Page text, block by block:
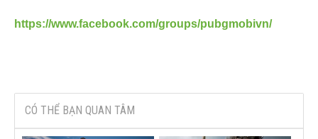
https://www.facebook.com/groups/pubgmobivn/
CÓ THỂ BẠN QUAN TÂM